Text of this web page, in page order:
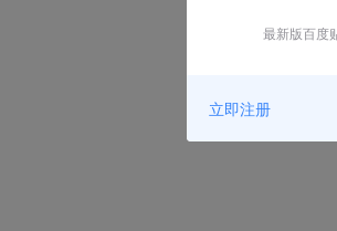
最新版百度
立即注册